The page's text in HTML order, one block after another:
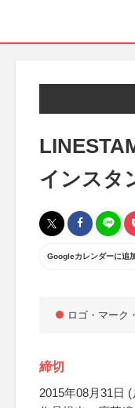
インスタ
Googleカレンダーに追
ロゴ・マーク
締切
2015年08月31日 (